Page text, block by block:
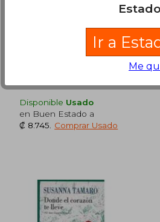
₡ 7.678
Seix Barral, 2007, Tapa
Disponible Usado
en Buen Estado a
₡ 8.745
Comprar Usado
Ir a
Me